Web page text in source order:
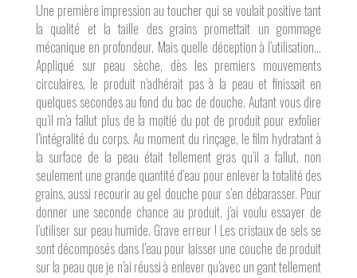
Une première impression au toucher qui se voulait positive tant
la qualité et la taille des grains promettait un gommage
mécanique en profondeur. Mais quelle déception à l’utilisation…
Appliqué sur peau sèche, dès les premiers mouvements
circulaires, le produit n’adhérait pas à la peau et finissait en
quelques secondes au fond du bac de douche. Autant vous dire
qu’il m’a fallut plus de la moitié du pot de produit pour exfolier
l’intégralité du corps. Au moment du rinçage, le film hydratant à
la surface de la peau était tellement gras qu’il a fallut, non
seulement une grande quantité d’eau pour enlever la totalité des
grains, aussi recourir au gel douche pour s’en débarasser. Pour
donner une seconde chance au produit, j’ai voulu essayer de
l’utiliser sur peau humide. Grave erreur ! Les cristaux de sels se
sont décomposés dans l’eau pour laisser une couche de produit
sur la peau que je n’ai réussi à enlever qu’avec un gant tellement